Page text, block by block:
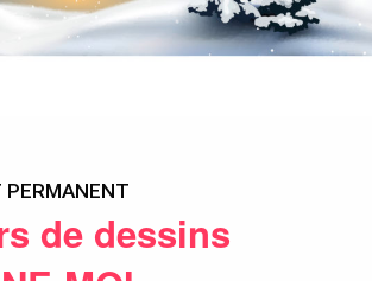
PERMANENT
de dessins